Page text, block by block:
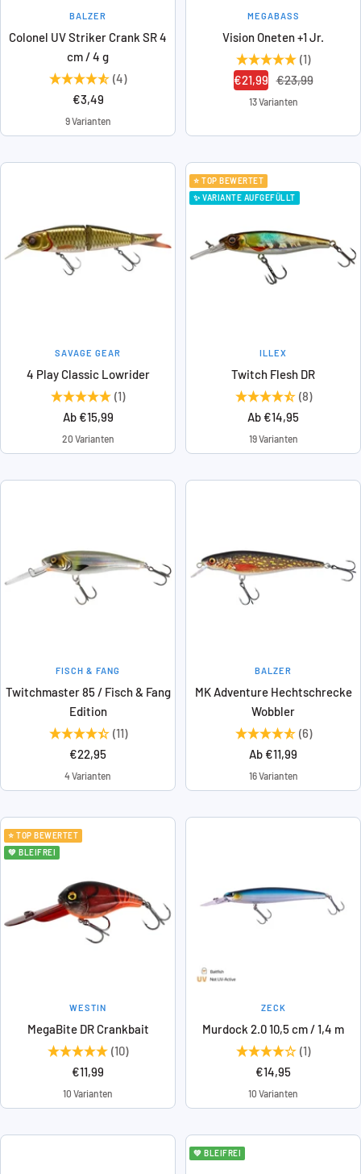
BALZER
Colonel UV Striker Crank SR 4
cm / 4 g
(4)
Angebotspreis
€3,49
9 Varianten
MEGABASS
Vision Oneten +1 Jr.
(1)
Angebotspreis
€21,99 Regulärer
Preis
€23,99
13 Varianten
SAVAGE GEAR
4 Play Classic Lowrider
(1)
Angebotspreis
Ab €15,99
20 Varianten
⭐ TOP BEWERTET
✨ VARIANTE AUFGEFÜLLT
ILLEX
Twitch Flesh DR
(8)
Angebotspreis
Ab €14,95
19 Varianten
FISCH & FANG
Twitchmaster 85 / Fisch & Fang
Edition
(11)
Angebotspreis
€22,95
4 Varianten
BALZER
MK Adventure Hechtschrecke
Wobbler
(6)
Angebotspreis
Ab €11,99
16 Varianten
⭐ TOP BEWERTET
💚 BLEIFREI
WESTIN
MegaBite DR Crankbait
(10)
Angebotspreis
€11,99
10 Varianten
ZECK
Murdock 2.0 10,5 cm / 1,4 m
(1)
Angebotspreis
€14,95
10 Varianten
💚 BLEIFREI